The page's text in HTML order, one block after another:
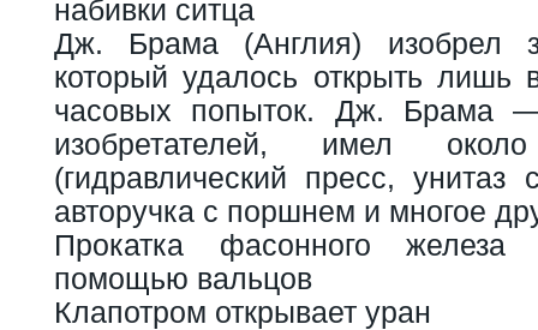
набивки ситца
Дж. Брама (Англия) изобрел
который удалось открыть лишь
часовых попыток. Дж. Брама
изобретателей, имел
(гидравлический пресс,
авторучка с поршнем и многое
Прокатка фасонного
помощью вальцов
Клапотром открывает уран